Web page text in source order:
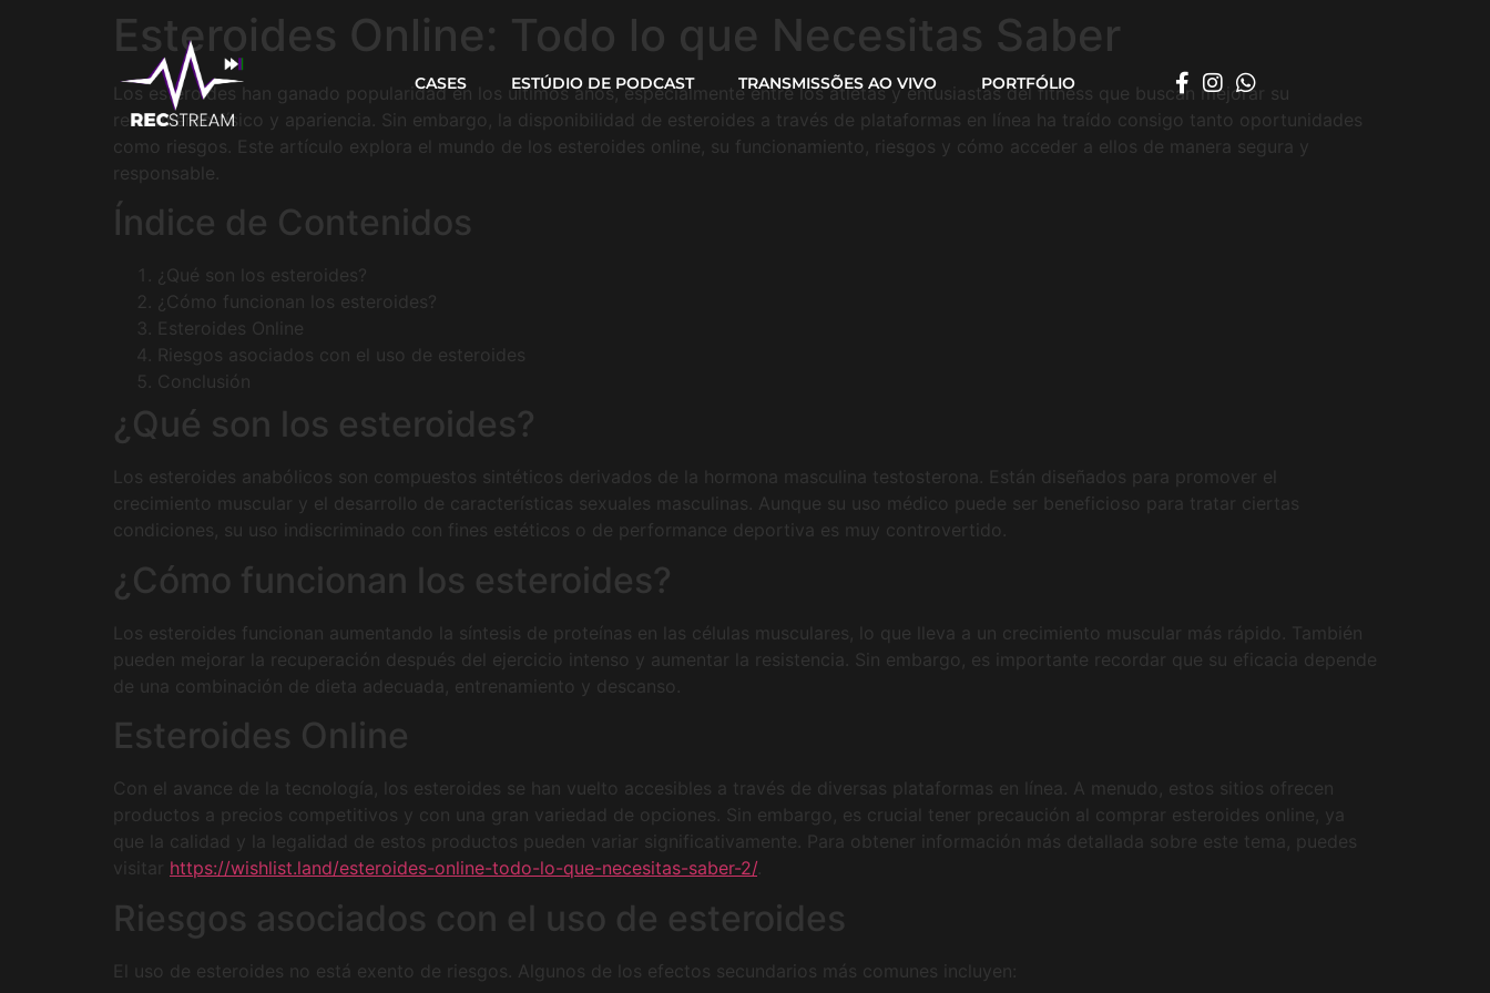
CASES ESTÚDIO DE PODCAST TRANSMISSÕES AO VIVO PORTFÓLIO
Esteroides Online: Todo lo que Necesitas Saber
Los esteroides han ganado popularidad en los últimos años, especialmente entre los atletas y entusiastas del fitness que buscan mejorar su
rendimiento físico y apariencia. Sin embargo, la disponibilidad de esteroides a través de plataformas en línea ha traído consigo tanto oportunidades
como riesgos. Este artículo explora el mundo de los esteroides online, su funcionamiento, riesgos y cómo acceder a ellos de manera segura y
responsable.
Índice de Contenidos
¿Qué son los esteroides?
¿Cómo funcionan los esteroides?
Esteroides Online
Riesgos asociados con el uso de esteroides
Conclusión
¿Qué son los esteroides?
Los esteroides anabólicos son compuestos sintéticos derivados de la hormona masculina testosterona. Están diseñados para promover el
crecimiento muscular y el desarrollo de características sexuales masculinas. Aunque su uso médico puede ser beneficioso para tratar ciertas
condiciones, su uso indiscriminado con fines estéticos o de performance deportiva es muy controvertido.
¿Cómo funcionan los esteroides?
Los esteroides funcionan aumentando la síntesis de proteínas en las células musculares, lo que lleva a un crecimiento muscular más rápido. También
pueden mejorar la recuperación después del ejercicio intenso y aumentar la resistencia. Sin embargo, es importante recordar que su eficacia depende
de una combinación de dieta adecuada, entrenamiento y descanso.
Esteroides Online
Con el avance de la tecnología, los esteroides se han vuelto accesibles a través de diversas plataformas en línea. A menudo, estos sitios ofrecen
productos a precios competitivos y con una gran variedad de opciones. Sin embargo, es crucial tener precaución al comprar esteroides online, ya
que la calidad y la legalidad de estos productos pueden variar significativamente. Para obtener información más detallada sobre este tema, puedes
visitar https://wishlist.land/esteroides-online-todo-lo-que-necesitas-saber-2/.
Riesgos asociados con el uso de esteroides
El uso de esteroides no está exento de riesgos. Algunos de los efectos secundarios más comunes incluyen: